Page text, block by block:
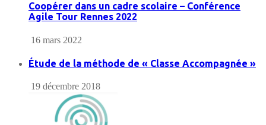
Coopérer dans un cadre scolaire – Conférence
Agile Tour Rennes 2022
16 mars 2022
Étude de la méthode de « Classe Accompagnée »
19 décembre 2018